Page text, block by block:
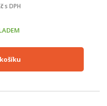
s DPH
košíku